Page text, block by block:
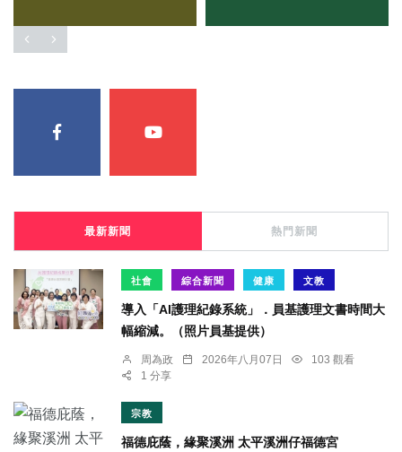
最新新聞 熱門新聞
社會 綜合新聞 健康 文教
導入「AI護理紀錄系統」．員基護理文書時間大
幅縮減。（照片員基提供）
周為政 2026年八月07日
103 觀看
1 分享
宗教
福德庇蔭，緣聚溪洲 太平溪洲仔福德宮